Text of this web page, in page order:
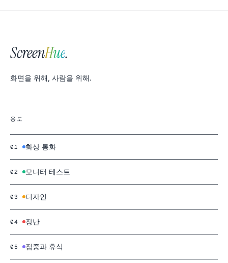
ScreenHue.
화면을 위해, 사람을 위해.
용도
01 화상 통화
02 모니터 테스트
03 디자인
04 장난
05 집중과 휴식